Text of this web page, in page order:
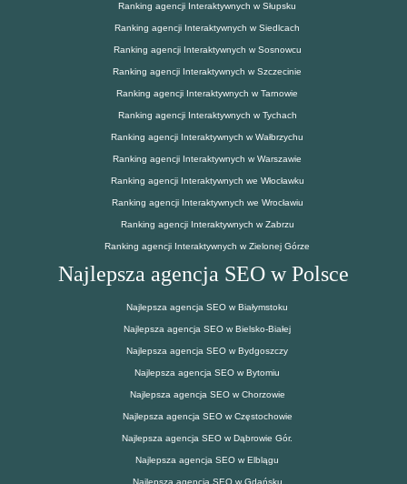
Ranking agencji Interaktywnych w Słupsku
Ranking agencji Interaktywnych w Siedlcach
Ranking agencji Interaktywnych w Sosnowcu
Ranking agencji Interaktywnych w Szczecinie
Ranking agencji Interaktywnych w Tarnowie
Ranking agencji Interaktywnych w Tychach
Ranking agencji Interaktywnych w Wałbrzychu
Ranking agencji Interaktywnych w Warszawie
Ranking agencji Interaktywnych we Włocławku
Ranking agencji Interaktywnych we Wrocławiu
Ranking agencji Interaktywnych w Zabrzu
Ranking agencji Interaktywnych w Zielonej Górze
Najlepsza agencja SEO w Polsce
Najlepsza agencja SEO w Białymstoku
Najlepsza agencja SEO w Bielsko-Białej
Najlepsza agencja SEO w Bydgoszczy
Najlepsza agencja SEO w Bytomiu
Najlepsza agencja SEO w Chorzowie
Najlepsza agencja SEO w Częstochowie
Najlepsza agencja SEO w Dąbrowie Gór.
Najlepsza agencja SEO w Elblągu
Najlepsza agencja SEO w Gdańsku